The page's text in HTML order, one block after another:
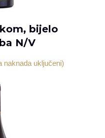
bijelo
N/V
naknada uključeni)